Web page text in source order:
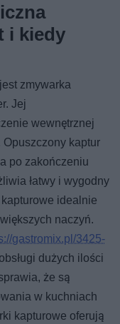
i kiedy
zmywarka
Jej
wewnętrznej
kaptur
po zakończeniu
łatwy i wygodny
idealnie
naczyń.
gastromix.pl/3425-
dużych ilości
że są
w kuchniach
kapturowe oferują